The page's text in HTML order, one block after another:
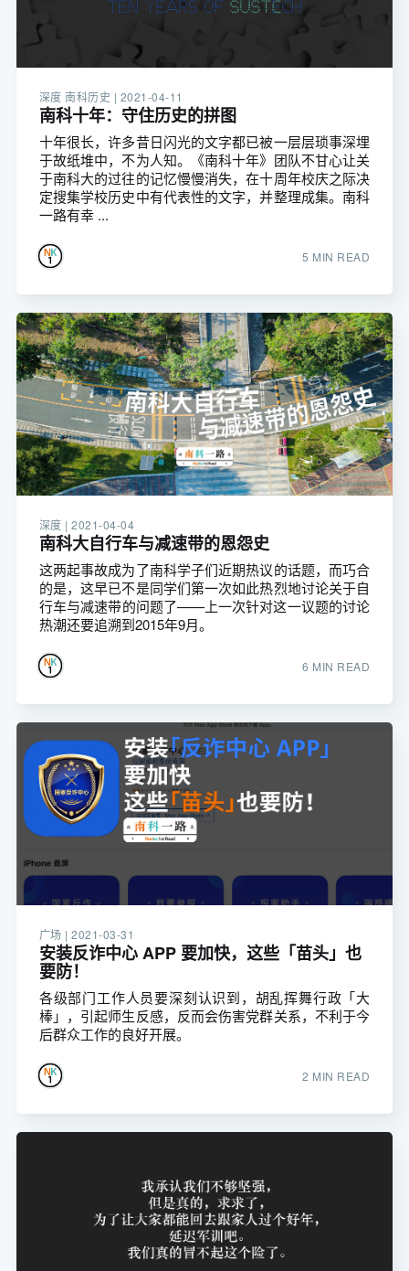
深度 南科历史 | 2021-04-11
南科十年：守住历史的拼图
十年很长，许多昔日闪光的文字都已被一层层琐事深埋
于故纸堆中，不为人知。《南科十年》团队不甘心让关
于南科大的过往的记忆慢慢消失，在十周年校庆之际决
定搜集学校历史中有代表性的文字，并整理成集。南科
一路有幸 ...
5 MIN READ
深度 |2021-04-04
南科大自行车与减速带的恩怨史
这两起事故成为了南科学子们近期热议的话题，而巧合
的是，这早已不是同学们第一次如此热烈地讨论关于自
行车与减速带的问题了——上一次针对这一议题的讨论
热潮还要追溯到2015年9月。
6 MIN READ
广场 |2021-03-31
安装反诈中心 APP 要加快，这些「苗头」也
要防！
各级部门工作人员要深刻认识到，胡乱挥舞行政「大
棒」，引起师生反感，反而会伤害党群关系，不利于今
后群众工作的良好开展。
2 MIN READ